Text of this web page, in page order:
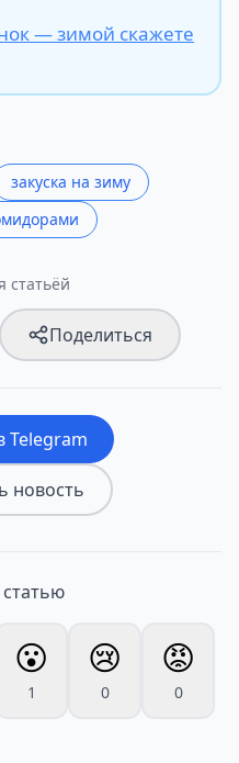
— зимой скажете
закуска на зиму
статьёй
Поделиться
Telegram
новость
😮
1
😢
0
😡
0